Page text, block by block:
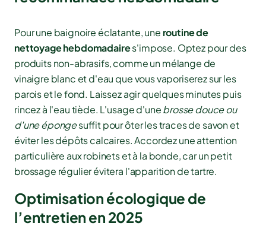
Pour une baignoire éclatante, une routine de
nettoyage hebdomadaires'impose. Optez pour des
produits non-abrasifs, comme un mélange de
vinaigre blanc et d'eau que vous vaporiserez sur les
parois et le fond. Laissez agir quelques minutes puis
rincez à l'eau tiède. L'usage d'unebrosse douce ou
d'une épongesuffit pour ôter les traces de savon et
éviter les dépôts calcaires. Accordez une attention
particulière aux robinets et à la bonde, car un petit
brossage régulier évitera l'apparition de tartre.
Optimisation écologique de
l’entretien en 2025